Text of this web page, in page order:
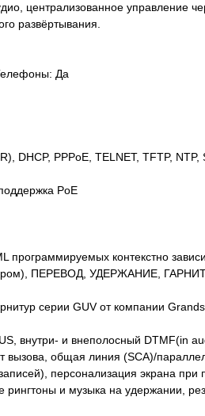
централизованное управление
развёртывания.
Да
DHCP, PPPoE, TELNET, TFTP, NTP,
PoE
программируемых контекстно
ПЕРЕВОД, УДЕРЖАНИЕ,
серии GUV от компании
внутри- и внеполосный DTMF(in
общая линия (SCA)/
персонализация экрана
рингтоны и музыка на удержании,